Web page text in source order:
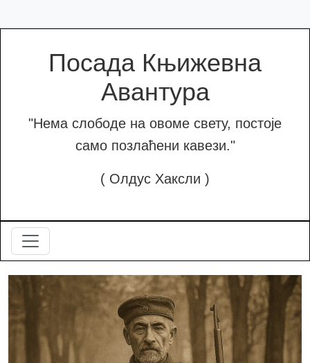
Посада Књижевна
Авантура
"Нема слободе на овоме свету, постоје
само позлаћени кавези."
( Олдус Хаксли )